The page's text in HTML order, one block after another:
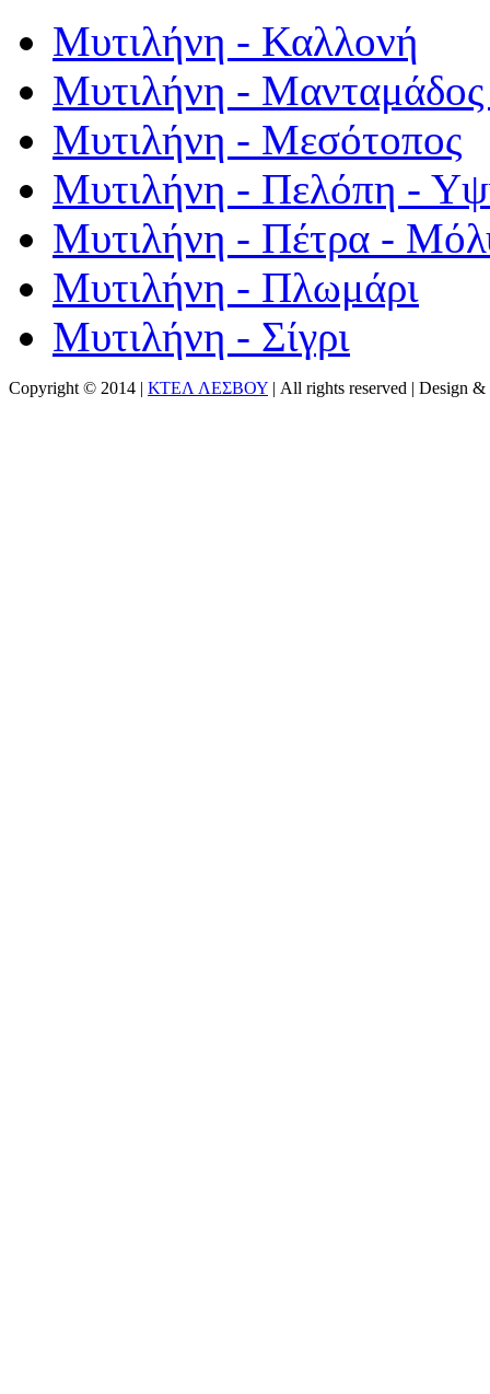
Μυτιλήνη - Καλλονή
Μυτιλήνη - Μανταμάδος
Μυτιλήνη - Μεσότοπος
Μυτιλήνη - Πελόπη -
Μυτιλήνη - Πέτρα -
Μυτιλήνη - Πλωμάρι
Μυτιλήνη - Σίγρι
Copyright © 2014 | ΚΤΕΛ ΛΕΣΒΟΥ | All rights reserved | Design &